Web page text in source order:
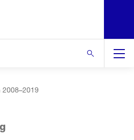
2008–2019